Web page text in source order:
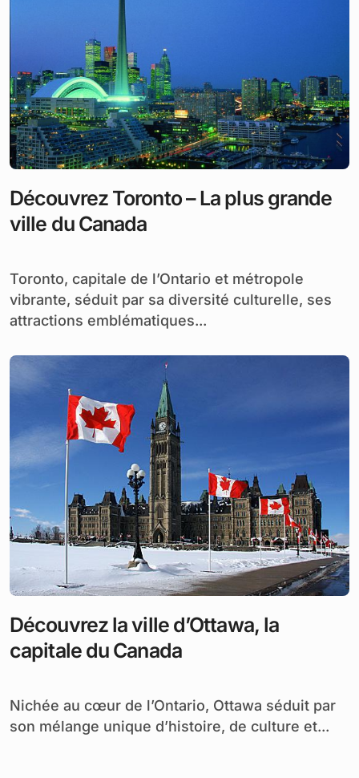
Découvrez Toronto – La plus grande
ville du Canada
Toronto, capitale de l’Ontario et métropole
vibrante, séduit par sa diversité culturelle, ses
attractions emblématiques...
Découvrez la ville d’Ottawa, la
capitale du Canada
Nichée au cœur de l’Ontario, Ottawa séduit par
son mélange unique d’histoire, de culture et...